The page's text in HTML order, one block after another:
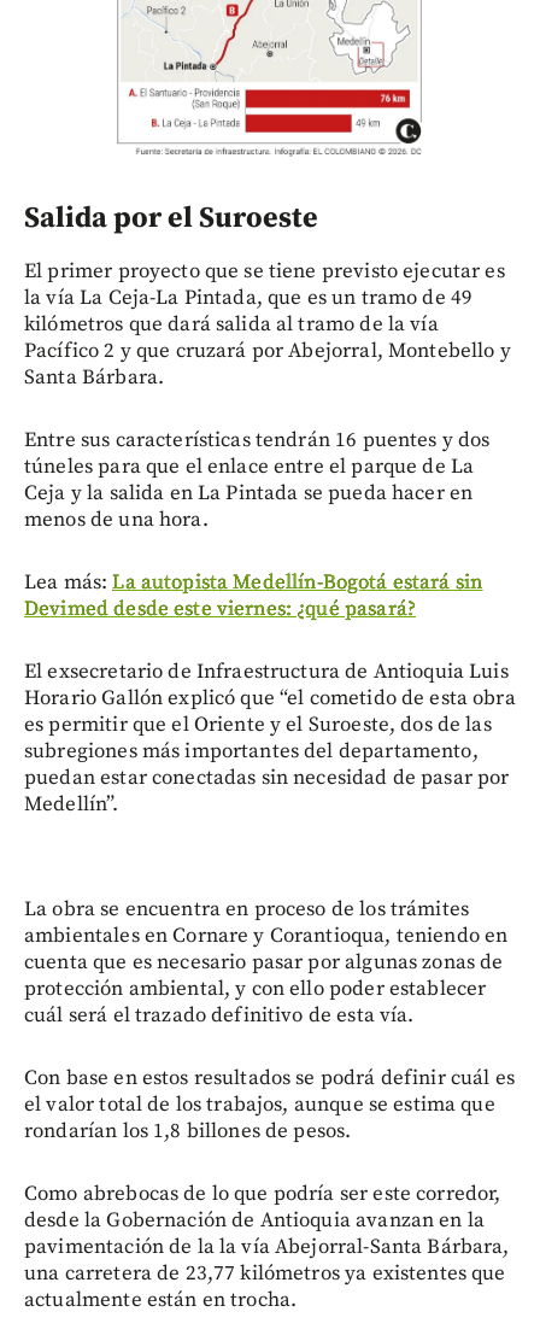
Salida por el Suroeste
El primer proyecto que se tiene previsto ejecutar es
la vía La Ceja-La Pintada, que es un tramo de 49
kilómetros que dará salida al tramo de la vía
Pacífico 2 y que cruzará por Abejorral, Montebello y
Santa Bárbara.
Entre sus características tendrán 16 puentes y dos
túneles para que el enlace entre el parque de La
Ceja y la salida en La Pintada se pueda hacer en
menos de una hora.
Lea más:La autopista Medellín-Bogotá estará sin
Devimed desde este viernes: ¿qué pasará?
El exsecretario de Infraestructura de Antioquia Luis
Horario Gallón explicó que “el cometido de esta obra
es permitir que el Oriente y el Suroeste, dos de las
subregiones más importantes del departamento,
puedan estar conectadas sin necesidad de pasar por
Medellín”.
La obra se encuentra en proceso de los trámites
ambientales en Cornare y Corantioqua, teniendo en
cuenta que es necesario pasar por algunas zonas de
protección ambiental, y con ello poder establecer
cuál será el trazado definitivo de esta vía.
Con base en estos resultados se podrá definir cuál es
el valor total de los trabajos, aunque se estima que
rondarían los 1,8 billones de pesos.
Como abrebocas de lo que podría ser este corredor,
desde la Gobernación de Antioquia avanzan en la
pavimentación de la la vía Abejorral-Santa Bárbara,
una carretera de 23,77 kilómetros ya existentes que
actualmente están en trocha.